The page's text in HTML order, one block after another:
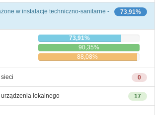
73,91%
w instalacje techniczno-sanitarne -
73,91%
90,35%
88,08%
0
17
lokalnego